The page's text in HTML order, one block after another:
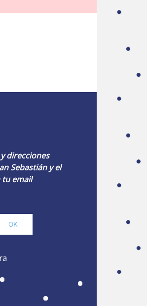
direcciones
Sebastián y el
tu email